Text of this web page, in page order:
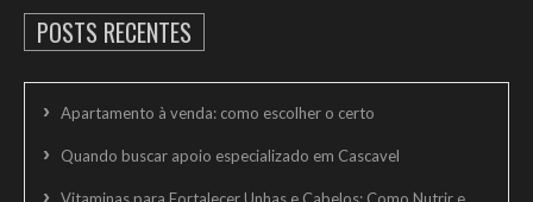
POSTS RECENTES
Apartamento à venda: como escolher o certo
Quando buscar apoio especializado em Cascavel